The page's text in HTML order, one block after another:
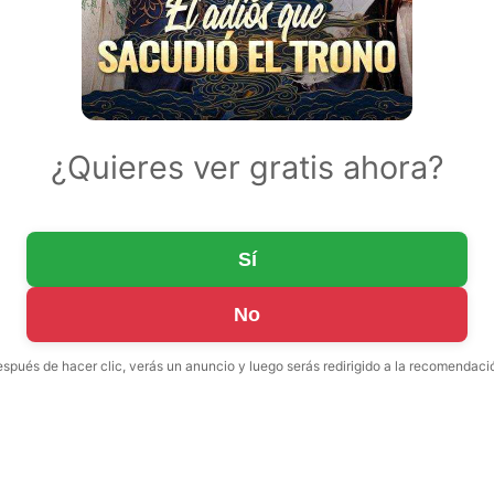
¿Quieres ver gratis ahora?
Sí
No
de hacer clic, verás un anuncio y luego serás redirigido a la